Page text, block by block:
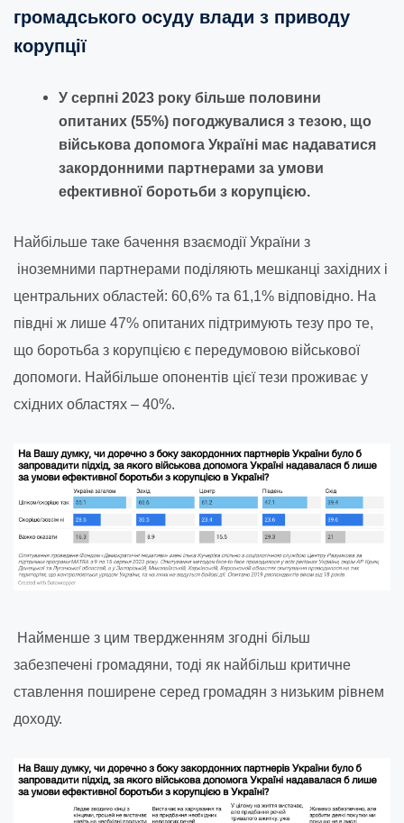
громадського осуду влади з приводу
корупції
У серпні 2023 року більше половини
опитаних (55%) погоджувалися з тезою, що
військова допомога Україні має надаватися
закордонними партнерами за умови
ефективної боротьби з корупцією.
Найбільше таке бачення взаємодії України з
іноземними партнерами поділяють мешканці західних і
центральних областей: 60,6% та 61,1% відповідно. На
півдні ж лише 47% опитаних підтримують тезу про те,
що боротьба з корупцією є передумовою військової
допомоги. Найбільше опонентів цієї тези проживає у
східних областях – 40%.
Найменше з цим твердженням згодні більш
забезпечені громадяни, тоді як найбільш критичне
ставлення поширене серед громадян з низьким рівнем
доходу.